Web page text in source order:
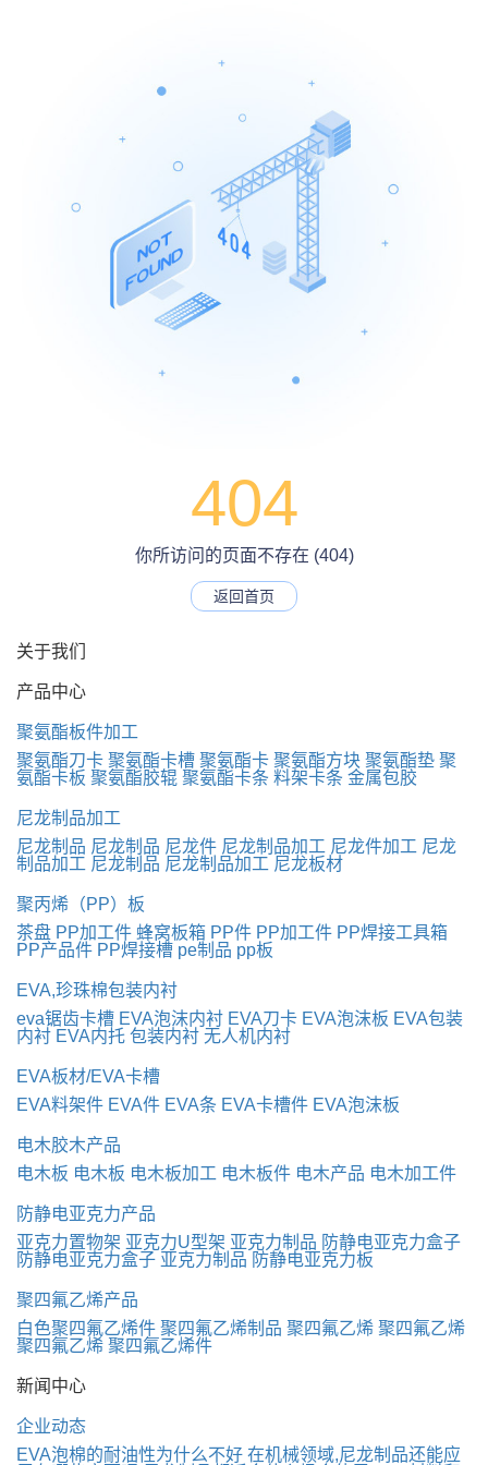
404
你所访问的页面不存在 (404)
返回首页
关于我们
产品中心
聚氨酯板件加工
聚氨酯刀卡 聚氨酯卡槽 聚氨酯卡 聚氨酯方块 聚氨酯垫 聚
氨酯卡板 聚氨酯胶辊 聚氨酯卡条 料架卡条 金属包胶
尼龙制品加工
尼龙制品 尼龙制品 尼龙件 尼龙制品加工 尼龙件加工 尼龙
制品加工 尼龙制品 尼龙制品加工 尼龙板材
聚丙烯（PP）板
茶盘 PP加工件 蜂窝板箱 PP件 PP加工件 PP焊接工具箱
PP产品件 PP焊接槽 pe制品 pp板
EVA,珍珠棉包装内衬
eva锯齿卡槽 EVA泡沫内衬 EVA刀卡 EVA泡沫板 EVA包装
内衬 EVA内托 包装内衬 无人机内衬
EVA板材/EVA卡槽
EVA料架件 EVA件 EVA条 EVA卡槽件 EVA泡沫板
电木胶木产品
电木板 电木板 电木板加工 电木板件 电木产品 电木加工件
防静电亚克力产品
亚克力置物架 亚克力U型架 亚克力制品 防静电亚克力盒子
防静电亚克力盒子 亚克力制品 防静电亚克力板
聚四氟乙烯产品
白色聚四氟乙烯件 聚四氟乙烯制品 聚四氟乙烯 聚四氟乙烯
聚四氟乙烯 聚四氟乙烯件
新闻中心
企业动态
EVA泡棉的耐油性为什么不好 在机械领域,尼龙制品还能应